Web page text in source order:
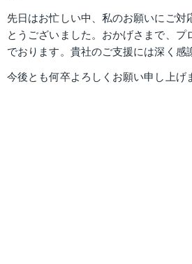
先日はお忙しい中、私のお願いにご対
とうございました。おかげさまで、プ
でおります。貴社のご支援には深く感
今後とも何卒よろしくお願い申し上げ